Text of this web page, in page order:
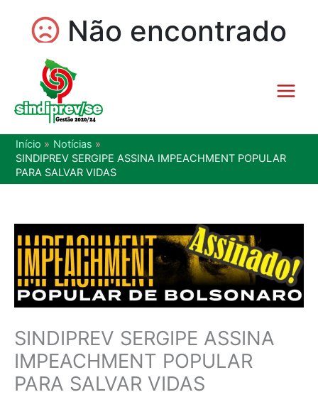
Início
Notícias
SINDIPREV SERGIPE ASSINA IMPEACHMENT POPULAR
PARA SALVAR VIDAS
SINDIPREV SERGIPE ASSINA
IMPEACHMENT POPULAR
PARA SALVAR VIDAS